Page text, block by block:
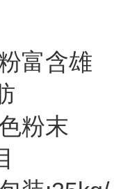
富含雄
粉末